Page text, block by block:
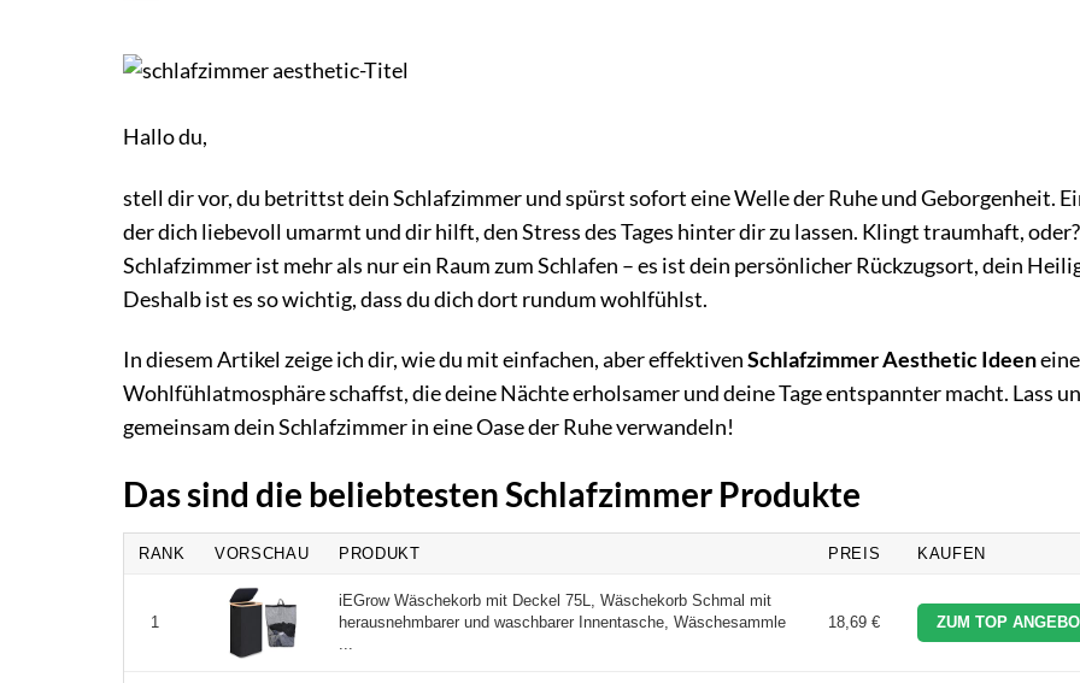
Hallo du,
stell dir vor, du betrittst dein Schlafzimmer und spürst sofort eine Welle der Ruhe und Geborgenheit.
der dich liebevoll umarmt und dir hilft, den Stress des Tages hinter dir zu lassen. Klingt traumhaft,
Schlafzimmer ist mehr als nur ein Raum zum Schlafen – es ist dein persönlicher Rückzugsort, dein
Deshalb ist es so wichtig, dass du dich dort rundum wohlfühlst.
In diesem Artikel zeige ich dir, wie du mit einfachen, aber effektivenSchlafzimmer Aesthetic Ideeneine
Wohlfühlatmosphäre schaffst, die deine Nächte erholsamer und deine Tage entspannter macht. Lass
gemeinsam dein Schlafzimmer in eine Oase der Ruhe verwandeln!
Das sind die beliebtesten Schlafzimmer Produkte
RANK VORSCHAU PRODUKT PREIS KAUFEN
1
iEGrow Wäschekorb mit Deckel 75L, Wäschekorb Schmal mit
herausnehmbarer und waschbarer Innentasche, Wäschesammle
...
18,69 € ZUM TOP